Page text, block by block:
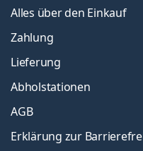
Alles über den Einkauf
Zahlung
Lieferung
Abholstationen
AGB
Erklärung zur